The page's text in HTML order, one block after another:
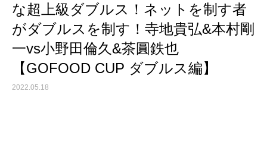
な超上級ダブルス！ネットを制す者
がダブルスを制す！寺地貴弘&本村剛
一vs小野田倫久&茶圓鉄也
【GOFOOD CUP ダブルス編】
2022.05.18